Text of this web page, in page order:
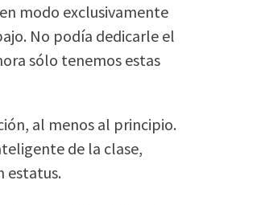
modo exclusivamente
No podía dedicarle el
sólo tenemos estas
al menos al principio.
de la clase,
estatus.